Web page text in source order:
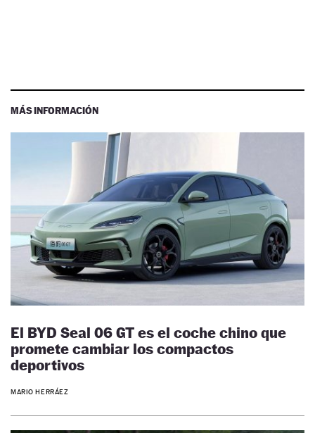
MÁS INFORMACIÓN
El BYD Seal 06 GT es el coche chino que
promete cambiar los compactos
deportivos
MARIO HERRÁEZ